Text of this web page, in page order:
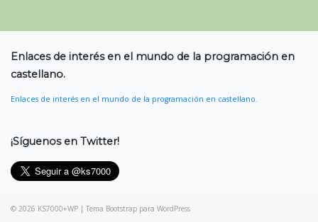
Enlaces de interés en el mundo de la programación en
castellano.
Enlaces de interés en el mundo de la programación en castellano.
¡Síguenos en Twitter!
© 2026 KS7000+WP | Tema Bootstrap para WordPress